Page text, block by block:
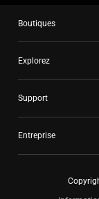
Boutiques
Explorez
Support
Entreprise